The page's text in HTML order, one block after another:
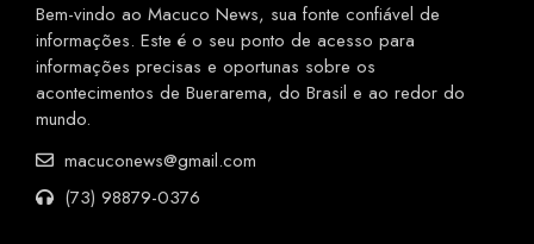
Bem-vindo ao Macuco News, sua fonte confiável de
informações. Este é o seu ponto de acesso para
informações precisas e oportunas sobre os
acontecimentos de Buerarema, do Brasil e ao redor do
mundo.
macuconews@gmail.com
(73) 98879-0376